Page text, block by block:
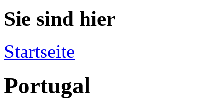
Sie sind hier
Startseite
Portugal